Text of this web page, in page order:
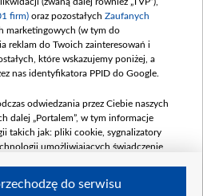
firm) oraz pozostałych Zaufanych
marketingowych (w tym do
reklam do Twoich zainteresowań i
które wskazujemy poniżej, a
nas identyfikatora PPID do Google.
odwiedzania przez Ciebie naszych
dalej „Portalem”, w tym informacje
takich jak: pliki cookie, sygnalizatory
umożliwiających świadczenie
do serwisu